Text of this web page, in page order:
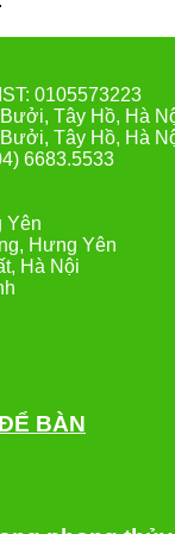
0105573223
Tây Hồ, Hà
Tây Hồ, Hà
6683.5533
Yên
Hưng Yên
Hà Nội
BÀN